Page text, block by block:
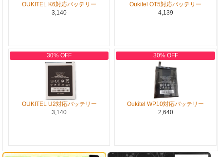
OUKITEL K6対応バッテリー
3,140
Oukitel OT5対応バッテリー
4,139
30% OFF
OUKITEL U2対応バッテリー
3,140
30% OFF
Oukitel WP10対応バッテリー
2,640